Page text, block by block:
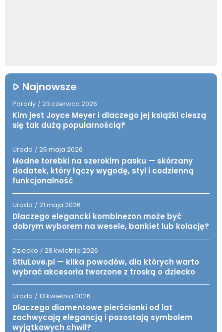
Najnowsze
Porady / 23 czerwca 2026
Kim jest Joyce Meyer i dlaczego jej książki cieszą
się tak dużą popularnością?
Uroda / 26 maja 2026
Modne torebki na szerokim pasku — skórzany
dodatek, który łączy wygodę, styl i codzienną
funkcjonalność
Uroda / 21 maja 2026
Dlaczego elegancki kombinezon może być
dobrym wyborem na wesele, bankiet lub kolację?
Dziecko / 28 kwietnia 2026
StiuLove.pl — kilka powodów, dla których warto
wybrać akcesoria tworzone z troską o dziecko
Uroda / 13 kwietnia 2026
Dlaczego diamentowe pierścionki od lat
zachwycają elegancją i pozostają symbolem
wyjątkowych chwil?